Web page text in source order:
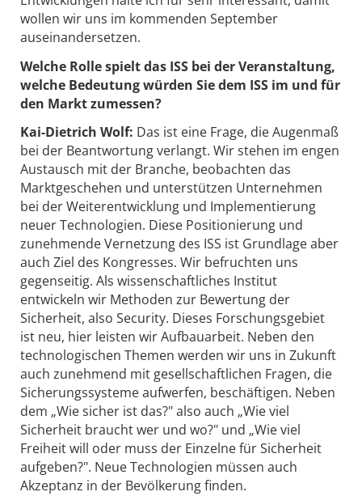
wollen wir uns im kommenden September
auseinandersetzen.
Welche Rolle spielt das ISS bei der ­Veranstaltung,
welche Bedeutung würden Sie dem ISS im und für
den Markt zumessen?
Kai-Dietrich Wolf: Das ist eine Frage, die Augenmaß
bei der Beantwortung verlangt. Wir stehen im engen
Austausch mit der Branche, beobachten das
Marktgeschehen und unterstützen Unternehmen
bei der Weiterentwicklung und Implementierung
neuer Technologien. Diese Positionierung und
zunehmende Vernetzung des ISS ist Grundlage aber
auch Ziel des Kongresses. Wir befruchten uns
gegenseitig. Als wissenschaftliches Institut
entwickeln wir Methoden zur Bewertung der
Sicherheit, also Security. Dieses Forschungsgebiet
ist neu, hier leisten wir Aufbauarbeit. Neben den
technologischen Themen werden wir uns in Zukunft
auch zunehmend mit gesellschaftlichen Fragen, die
Sicherungssysteme aufwerfen, beschäftigen. Neben
dem „Wie sicher ist das?" also auch „Wie viel
Sicherheit braucht wer und wo?" und „Wie viel
Freiheit will oder muss der Einzelne für Sicherheit
aufgeben?". Neue Technologien müssen auch
Akzeptanz in der Bevölkerung finden.